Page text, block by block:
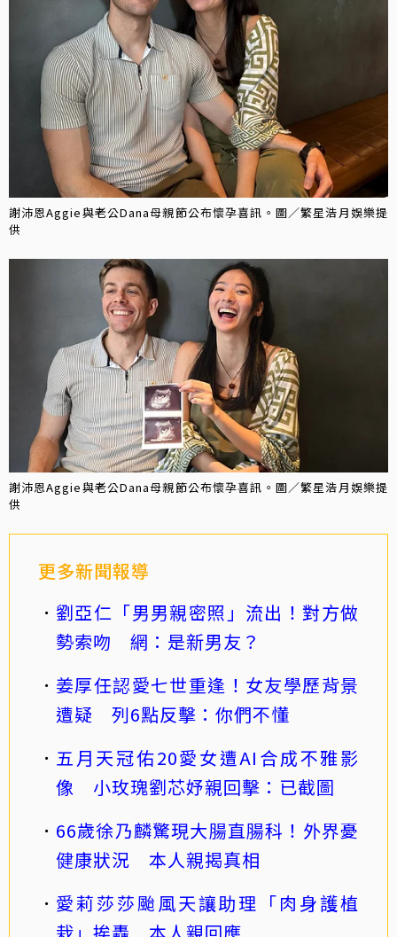
謝沛恩Aggie與老公Dana母親節公布懷孕喜訊。圖／繁星浩月娛樂提
供
謝沛恩Aggie與老公Dana母親節公布懷孕喜訊。圖／繁星浩月娛樂提
供
更多新聞報導
劉亞仁「男男親密照」流出！對方做
勢索吻 網：是新男友？
姜厚任認愛七世重逢！女友學歷背景
遭疑 列6點反擊：你們不懂
五月天冠佑20愛女遭AI合成不雅影
像 小玫瑰劉芯妤親回擊：已截圖
66歲徐乃麟驚現大腸直腸科！外界憂
健康狀況 本人親揭真相
愛莉莎莎颱風天讓助理「肉身護植